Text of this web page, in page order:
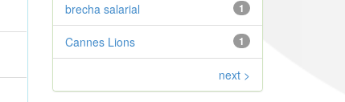
1
brecha salarial
1
Cannes Lions
next >